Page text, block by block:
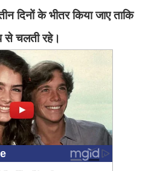
दिनों के भीतर किया जाए ताकि
से चलती रहे।